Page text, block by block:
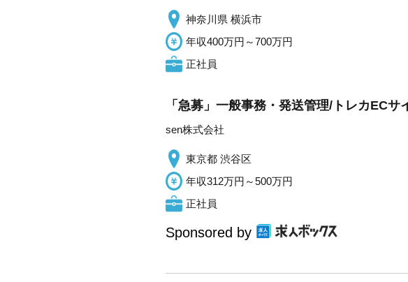
神奈川県 横浜市
年収400万円～700万円
正社員
「急募」一般事務・発送管理/トレカEC
sen株式会社
東京都 渋谷区
年収312万円～500万円
正社員
Sponsored by